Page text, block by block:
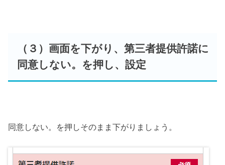
（３）画面を下がり、第三者提供許諾に
同意しない。を押し、設定
同意しない。を押しそのまま下がりましょう。